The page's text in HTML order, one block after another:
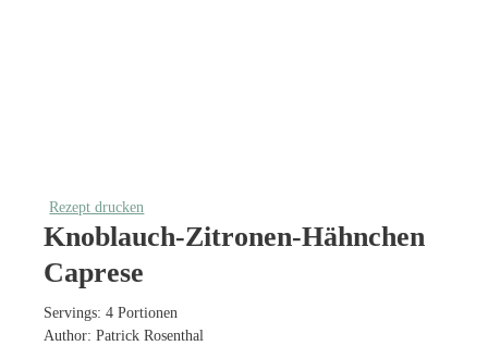
Rezept drucken
Knoblauch-Zitronen-Hähnchen
Caprese
Servings:4 Portionen
Author:Patrick Rosenthal